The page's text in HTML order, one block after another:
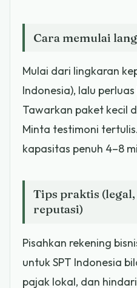
Cara memulai
Mulai dari lingkaran
Indonesia), lalu
Tawarkan paket kecil
Minta testimoni
kapasitas penuh 4–8
Tips praktis
reputasi)
Pisahkan rekening
untuk SPT Indonesia
pajak lokal, dan